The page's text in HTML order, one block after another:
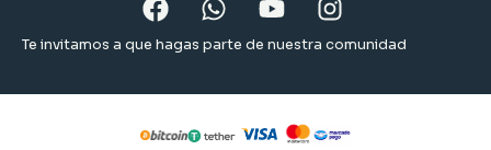
Te invitamos a que hagas parte de nuestra comunidad